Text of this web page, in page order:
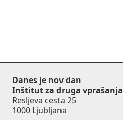
Danes je nov dan
Inštitut za druga vprašanja
Resljeva cesta 25
1000 Ljubljana